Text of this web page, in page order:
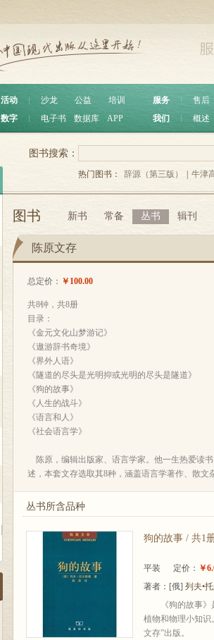
活动 沙龙 公益
培训
数字
电子书 数据库 APP
服务 ︱ 售后
我们
概述
图书搜索：
热门图书： 辞源（第三版） 牛津
图书 新书 常备 丛书 辑刊
陈原文存
总定价： ￥100.00
共8钟，共8册
目录：
《金元文化山梦游记》
《遨游辞书奇境》
《界外人语》
《隧道的尽头是光明抑或光明的尽头是隧道》
《狗的故事》
《人生的战斗》
《语言和人》
《社会语言学》
陈原，编辑出版家、语言学家。他一生热爱读
述，本套文存选取其8种，涵盖语言学著作、散文
丛书所含品种
狗的故事 / 共1
平装 定价： ￥
著者： [俄] 列夫•
《狗的故事
植物和物理小知识
文存”出版。